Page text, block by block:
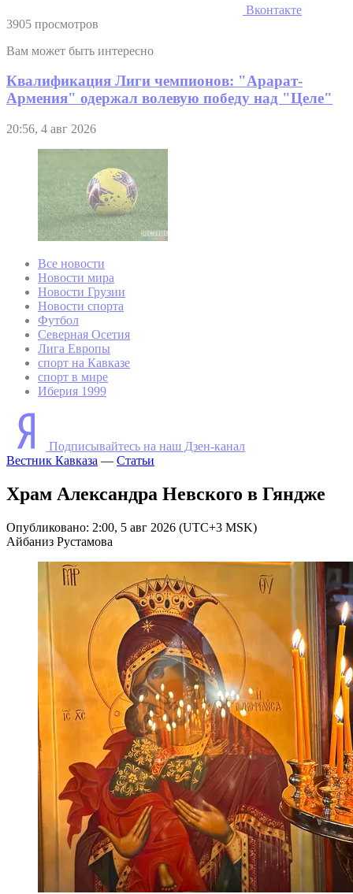
Вконтакте
3905 просмотров
Вам может быть интересно
Квалификация Лиги чемпионов: "Арарат-
Армения" одержал волевую победу над "Целе"
20:56, 4 авг 2026
Все новости
Новости мира
Новости Грузии
Новости спорта
Футбол
Северная Осетия
Лига Европы
спорт на Кавказе
спорт в мире
Иберия 1999
Подписывайтесь на наш Дзен-канал
Вестник Кавказа — Статьи
Храм Александра Невского в Гяндже
Опубликовано: 2:00, 5 авг 2026 (UTC+3 MSK)
Айбаниз Рустамова